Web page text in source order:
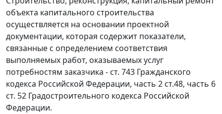
объекта капитального строительства
осуществляется на основании проектной
документации, которая содержит показатели,
связанные с определением соответствия
выполняемых работ, оказываемых услуг
потребностям заказчика - ст. 743 Гражданского
кодекса Российской Федерации, часть 2 ст.48, часть 6
ст. 52 Градостроительного кодекса Российской
Федерации.